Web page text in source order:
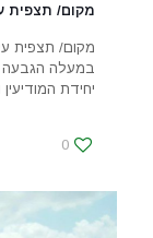
מקום/ תצפית
מקום/ תצפית
במעלה הגבעה
יחידת
0